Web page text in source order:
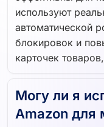
используют
автоматической
блокировок и
карточек
Могу ли я
Amazon для